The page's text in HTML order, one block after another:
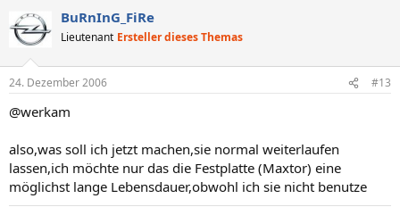
BuRnInG_FiRe
Lieutenant Ersteller dieses Themas
24. Dezember 2006 #13
@werkam
also,was soll ich jetzt machen,sie normal weiterlaufen
lassen,ich möchte nur das die Festplatte (Maxtor) eine
möglichst lange Lebensdauer,obwohl ich sie nicht benutze